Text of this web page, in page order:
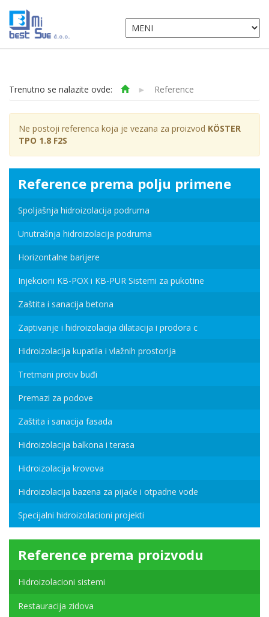
Trenutno se nalazite ovde: ► Reference
Ne postoji referenca koja je vezana za proizvod KÖSTER
TPO 1.8 F2S
Reference prema polju primene
Spoljašnja hidroizolacija podruma
Unutrašnja hidroizolacija podruma
Horizontalne barijere
Injekcioni KB-POX i KB-PUR Sistemi za pukotine
Zaštita i sanacija betona
Zaptivanje i hidroizolacija dilatacija i prodora c
Hidroizolacija kupatila i vlažnih prostorija
Tretmani protiv buđi
Premazi za podove
Zaštita i sanacija fasada
Hidroizolacija balkona i terasa
Hidroizolacija krovova
Hidroizolacija bazena za pijaće i otpadne vode
Specijalni hidroizolacioni projekti
Reference prema proizvodu
Hidroizolacioni sistemi
Restauracija zidova